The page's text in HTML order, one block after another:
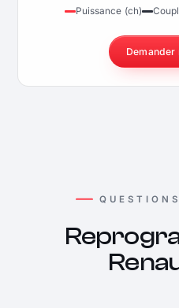
Puissance (ch)
Demander